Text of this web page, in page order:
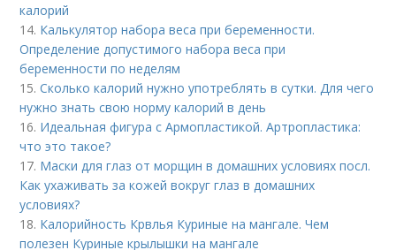
калорий
14. Калькулятор набора веса при беременности.
Определение допустимого набора веса при
беременности по неделям
15.Сколько калорий нужно употреблять в сутки. Для чего
нужно знать свою норму калорий в день
16. Идеальная фигура с Армопластикой. Артропластика:
что это такое?
17. Маски для глаз от морщин в домашних условиях посл.
Как ухаживать за кожей вокруг глаз в домашних
условиях?
18. Калорийность Крвлья Куриные на мангале. Чем
полезен Куриные крылышки на мангале